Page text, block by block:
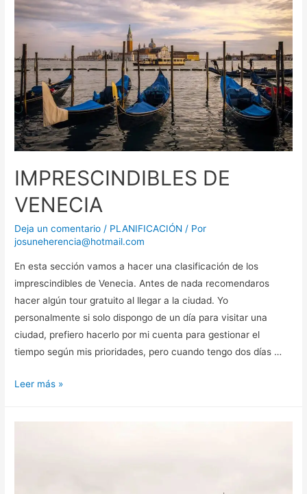
IMPRESCINDIBLES DE
VENECIA
Deja un comentario / PLANIFICACIÓN / Por
josuneherencia@hotmail.com
En esta sección vamos a hacer una clasificación de los
imprescindibles de Venecia. Antes de nada recomendaros
hacer algún tour gratuito al llegar a la ciudad. Yo
personalmente si solo dispongo de un día para visitar una
ciudad, prefiero hacerlo por mi cuenta para gestionar el
tiempo según mis prioridades, pero cuando tengo dos días …
IMPRESCINDIBLES
Leer más »